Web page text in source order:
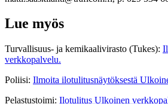
Lue myös
Turvallisuus- ja kemikaalivirasto (Tukes):
verkkopalvelu.
Poliisi: Ilmoita ilotulitusnäytöksestä
Pelastustoimi: Ilotulitus Ulkoinen